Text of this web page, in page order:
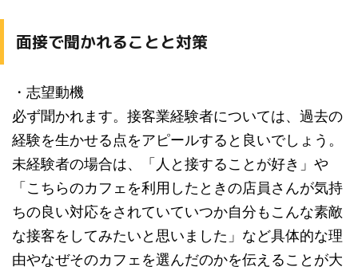
面接で聞かれることと対策
・志望動機
必ず聞かれます。接客業経験者については、過去の
経験を生かせる点をアピールすると良いでしょう。
未経験者の場合は、「人と接することが好き」や
「こちらのカフェを利用したときの店員さんが気持
ちの良い対応をされていていつか自分もこんな素敵
な接客をしてみたいと思いました」など具体的な理
由やなぜそのカフェを選んだのかを伝えることが大